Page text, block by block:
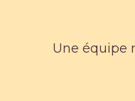
Une équipe